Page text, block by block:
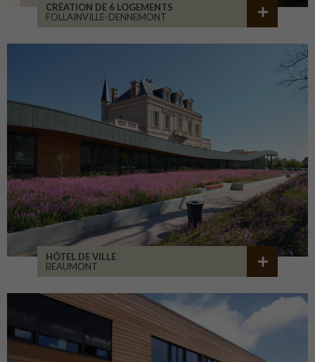
CRÉATION DE 6 LOGEMENTS
FOLLAINVILLE-DENNEMONT
HÔTEL DE VILLE
BEAUMONT